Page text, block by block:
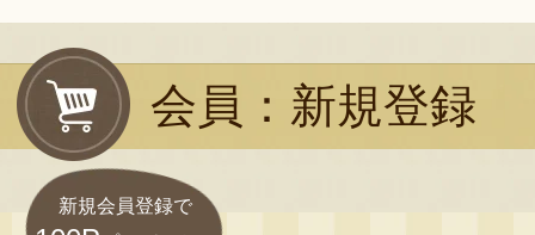
会員：新規登録
新規会員登録で